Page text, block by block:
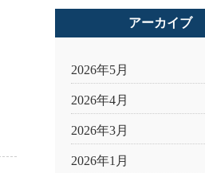
アーカイブ
2026年5月
2026年4月
2026年3月
2026年1月